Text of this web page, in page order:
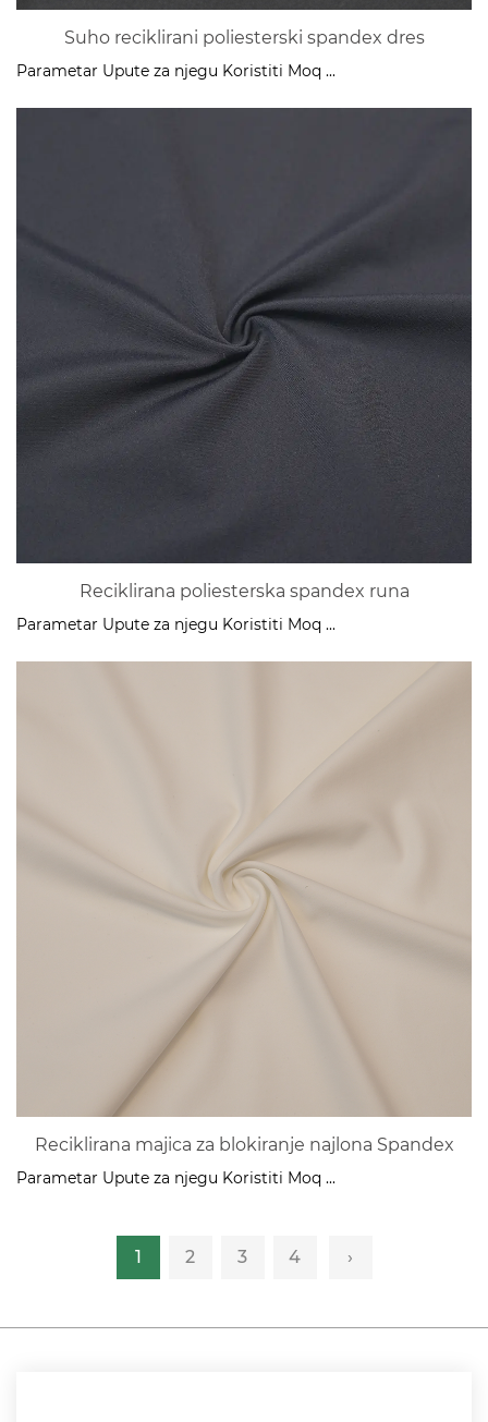
Suho reciklirani poliesterski spandex dres
Parametar Upute za njegu Koristiti Moq ...
Reciklirana poliesterska spandex runa
Parametar Upute za njegu Koristiti Moq ...
Reciklirana majica za blokiranje najlona Spandex
Parametar Upute za njegu Koristiti Moq ...
1 2 3 4 ›